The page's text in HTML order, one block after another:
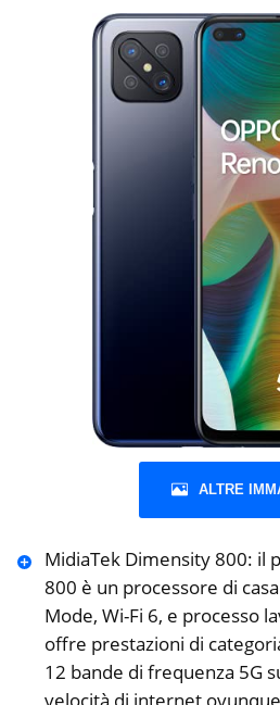
ALTRE
MidiaTek Dimensity 800: il
800 è un processore di
Mode, Wi-Fi 6, e processo
offre prestazioni di
12 bande di frequenza 5G
velocità di internet